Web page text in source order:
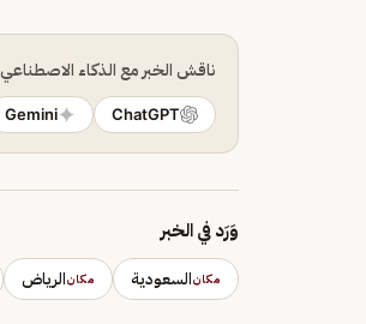
ناقش الخبر مع الذكاء الاصطناعي
ChatGPT
Gemini
وَرَد في الخبر
مكانالسعودية مكانالرياض